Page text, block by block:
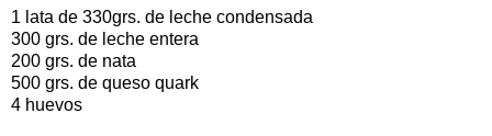
1 lata de 330grs. de leche condensada
300 grs. de leche entera
200 grs. de nata
500 grs. de queso quark
4 huevos